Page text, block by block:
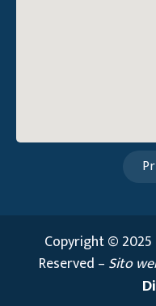
Copyright © 2025
Reserved – Sito